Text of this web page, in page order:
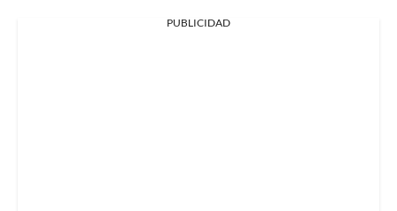
PUBLICIDAD